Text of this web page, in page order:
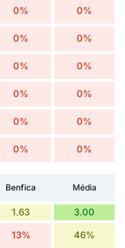
0% 0%
0% 0%
0% 0%
0% 0%
0% 0%
0% 0%
Benfica Média
1.63 3.00
13% 46%